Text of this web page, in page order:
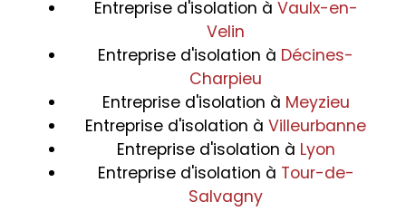
Entreprise d'isolation à Vaulx-en-
Velin
Entreprise d'isolation à Décines-
Charpieu
Entreprise d'isolation à Meyzieu
Entreprise d'isolation à Villeurbanne
Entreprise d'isolation à Lyon
Entreprise d'isolation à Tour-de-
Salvagny